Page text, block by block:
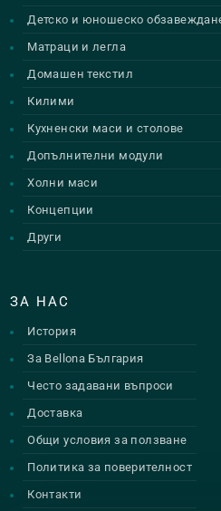
Детско и юношеско
Матраци и легла
Домашен текстил
Килими
Кухненски маси и столове
Допълнителни модули
Холни маси
Концепции
Други
ЗА НАС
История
За Bellona България
Често задавани въпроси
Доставка
Общи условия за ползване
Политика за поверителност
Контакти